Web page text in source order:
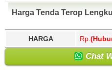
Harga Tenda Terop
HARGA Rp.
Chat